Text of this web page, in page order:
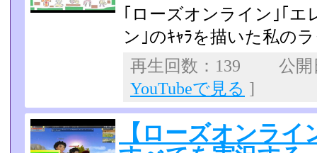
｢ローズオンライン｣｢
ン｣のｷｬﾗを描いた私の
再生回数：139 公
YouTubeで見る ]
【ローズオンラ